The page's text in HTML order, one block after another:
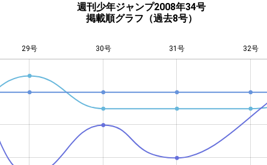
週刊少年ジャンプ2008年34号
掲載順グラフ（過去8号）
29号 30号 31号 32号